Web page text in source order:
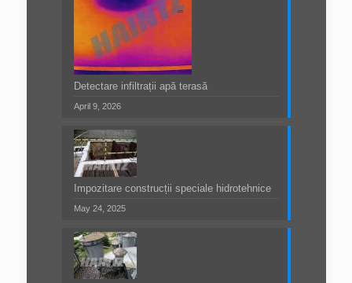
Detectare infiltrații apă terasă
April 9, 2026
Impozitare construcții speciale hidrotehnice
May 24, 2025